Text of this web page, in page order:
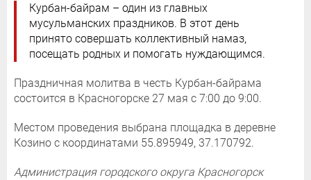
Курбан-байрам – один из главных
мусульманских праздников. В этот день
принято совершать коллективный намаз,
посещать родных и помогать нуждающимся.
Праздничная молитва в честь Курбан-байрама
состоится в Красногорске 27 мая с 7:00 до 9:00.
Местом проведения выбрана площадка в деревне
Козино с координатами 55.895949, 37.170792.
Администрация городского округа Красногорск